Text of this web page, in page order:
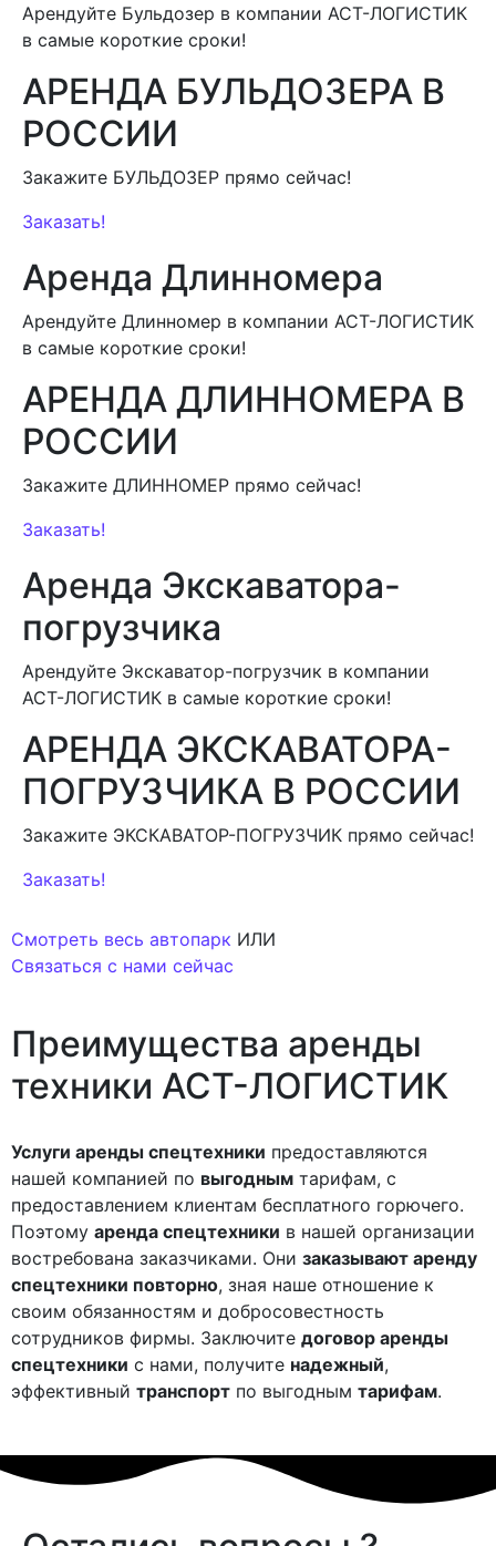
Арендуйте Бульдозер в компании АСТ-ЛОГИСТИК
в самые короткие сроки!
АРЕНДА БУЛЬДОЗЕРА В
РОССИИ
Закажите БУЛЬДОЗЕР прямо сейчас!
Заказать!
Аренда Длинномера
Арендуйте Длинномер в компании АСТ-ЛОГИСТИК
в самые короткие сроки!
АРЕНДА ДЛИННОМЕРА В
РОССИИ
Закажите ДЛИННОМЕР прямо сейчас!
Заказать!
Аренда Экскаватора-
погрузчика
Арендуйте Экскаватор-погрузчик в компании
АСТ-ЛОГИСТИК в самые короткие сроки!
АРЕНДА ЭКСКАВАТОРА-
ПОГРУЗЧИКА В РОССИИ
Закажите ЭКСКАВАТОР-ПОГРУЗЧИК прямо сейчас!
Заказать!
Смотреть весь автопарк ИЛИ
Связаться с нами сейчас
Преимущества аренды
техники АСТ-ЛОГИСТИК
Услуги аренды спецтехники предоставляются
нашей компанией по выгодным тарифам, с
предоставлением клиентам бесплатного горючего.
Поэтому аренда спецтехники в нашей организации
востребована заказчиками. Они заказывают аренду
спецтехники повторно, зная наше отношение к
своим обязанностям и добросовестность
сотрудников фирмы. Заключите договор аренды
спецтехники с нами, получите надежный,
эффективный транспорт по выгодным тарифам.